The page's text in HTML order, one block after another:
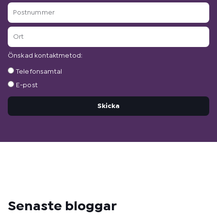
Postnummer
Ort
Önskad kontaktmetod:
Önskad
Telefonsamtal
E-post
Skicka
Senaste bloggar